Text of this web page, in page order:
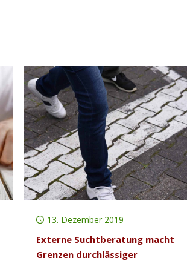
13. Dezember 2019
Externe Suchtberatung macht
Grenzen durchlässiger